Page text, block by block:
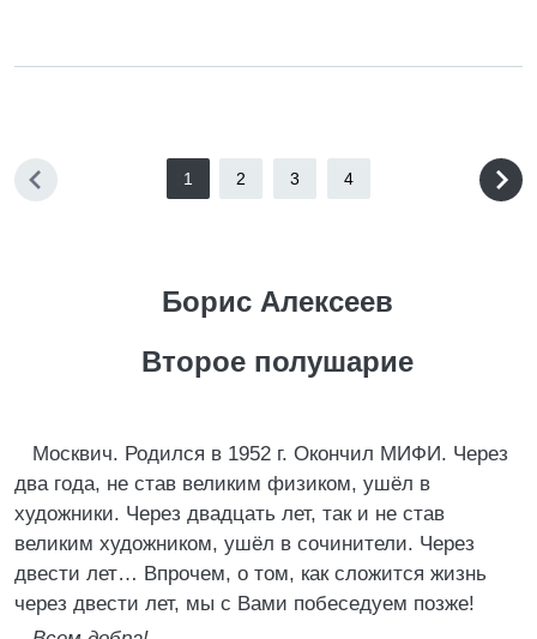
1 2 3 4
Борис Алексеев
Второе полушарие
Москвич. Родился в 1952 г. Окончил МИФИ. Через
два года, не став великим физиком, ушёл в
художники. Через двадцать лет, так и не став
великим художником, ушёл в сочинители. Через
двести лет… Впрочем, о том, как сложится жизнь
через двести лет, мы с Вами побеседуем позже!